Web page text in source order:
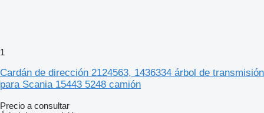
1
Cardán de dirección 2124563, 1436334 árbol de transmisión
para Scania 15443 5248 camión
Precio a consultar